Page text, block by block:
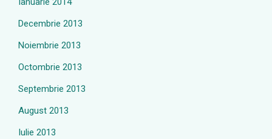
Decembrie 2013
Noiembrie 2013
Octombrie 2013
Septembrie 2013
August 2013
Iulie 2013